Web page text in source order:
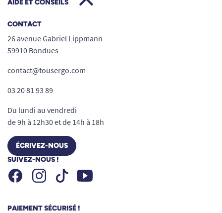
AIDE ET CONSEILS
CONTACT
26 avenue Gabriel Lippmann
59910 Bondues
contact@tousergo.com
03 20 81 93 89
Du lundi au vendredi
de 9h à 12h30 et de 14h à 18h
ÉCRIVEZ-NOUS
SUIVEZ-NOUS !
FacebookInstagramTiktok Youtube
PAIEMENT SÉCURISÉ !